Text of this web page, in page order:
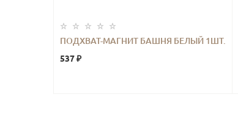
ПОДХВАТ-МАГНИТ БАШНЯ БЕЛЫЙ 1ШТ.
537 ₽